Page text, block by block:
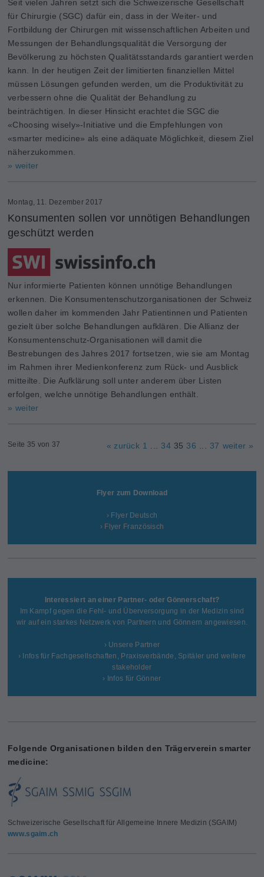
Seit vielen Jahren setzt sich die Schweizerische Gesellschaft
für Chirurgie (SGC) dafür ein, dass in der Weiter- und
Fortbildung der Chirurgen mit wissenschaftlichen Arbeiten und
Messungen der Behandlungsqualität die Versorgung der
Bevölkerung zu höchsten Qualitätsstandards garantiert werden
kann. In der heutigen Zeit der limitierten finanziellen Mittel
müssen Lösungen gefunden werden, um die Produktivität zu
verbessern ohne die Qualität der Behandlung zu
beinträchtigen. In dieser Hinsicht erachtet die SGC die
«Choosing wisely»-Initiative und die Empfehlungen von
«smarter medicine» als eine adäquate Möglichkeit, diesem Ziel
näherzukommen.
» weiter
Montag, 11. Dezember 2017
Konsumenten sollen vor unnötigen Behandlungen
geschützt werden
Nur informierte Patienten können unnötige Behandlungen
erkennen. Die Konsumentenschutzorganisationen der Schweiz
wollen daher im kommenden Jahr Patientinnen und Patienten
gezielt über solche Behandlungen aufklären. Die Allianz der
Konsumentenschutz-Organisationen will damit die
Bestrebungen des Jahres 2017 fortsetzen, wie sie am Montag
im Rahmen ihrer Medienkonferenz zum Rück- und Ausblick
mitteilte. Die Aufklärung soll unter anderem über Listen
erfolgen, welche unnötige Behandlungen enthält.
» weiter
Seite 35 von 37 « zurück 1 34 35 36 37 weiter »
Flyer zum Download
› Flyer Deutsch
› Flyer Französisch
Interessiert an einer Partner- oder Gönnerschaft?
Im Kampf gegen die Fehl- und Überversorgung in der Medizin sind
wir auf ein starkes Netzwerk von Partnern und Gönnern angewiesen.
› Unsere Partner
› Infos für Fachgesellschaften, Praxisverbände, Spitäler und weitere
stakeholder
› Infos für Gönner
Folgende Organisationen bilden den Trägerverein smarter
medicine:
Schweizerische Gesellschaft für Allgemeine Innere Medizin (SGAIM)
www.sgaim.ch